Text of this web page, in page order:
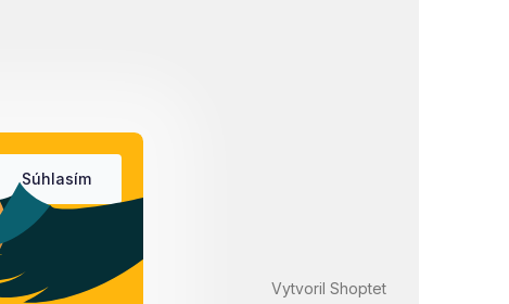
Súhlasím
Vytvoril Shoptet